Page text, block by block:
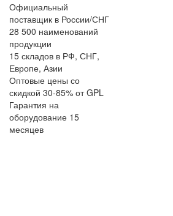
Официальный
поставщик в России/СНГ
28 500 наименований
продукции
15 складов в РФ, СНГ,
Европе, Азии
Оптовые цены со
скидкой 30-85% от GPL
Гарантия на
оборудование 15
месяцев